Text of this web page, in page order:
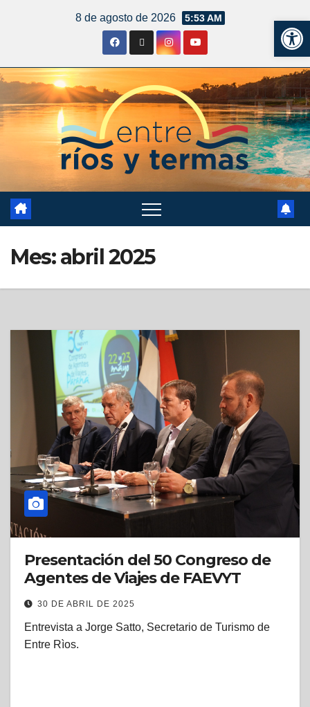
8 de agosto de 2026 5:53 AM
Mes:abril 2025
Presentación del 50 Congreso de
Agentes de Viajes de FAEVYT
30 DE ABRIL DE 2025
Entrevista a Jorge Satto, Secretario de Turismo de
Entre Rìos.